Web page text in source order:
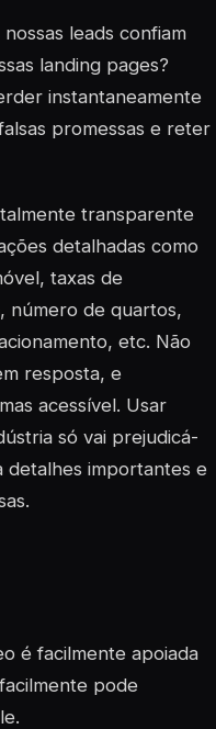
leads confiam
landing pages?
instantaneamente
promessas e reter
transparente
detalhadas como
taxas de
número de quartos,
etc. Não
resposta, e
acessível. Usar
só vai prejudicá-
importantes e
é facilmente apoiada
pode